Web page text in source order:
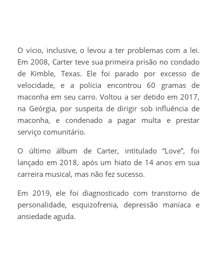
O vício, inclusive, o levou a ter problemas com a lei.
Em 2008, Carter teve sua primeira prisão no condado
de Kimble, Texas. Ele foi parado por excesso de
velocidade, e a polícia encontrou 60 gramas de
maconha em seu carro. Voltou a ser detido em 2017,
na Geórgia, por suspeita de dirigir sob influência de
maconha, e condenado a pagar multa e prestar
serviço comunitário.
O último álbum de Carter, intitulado “Love”, foi
lançado em 2018, após um hiato de 14 anos em sua
carreira musical, mas não fez sucesso.
Em 2019, ele foi diagnosticado com transtorno de
personalidade, esquizofrenia, depressão maníaca e
ansiedade aguda.